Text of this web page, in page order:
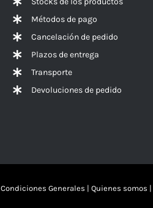
Métodos de pago
Cancelación de pedido
Plazos de entrega
Transporte
Devoluciones de pedido
Condiciones Generales | Quienes somos |